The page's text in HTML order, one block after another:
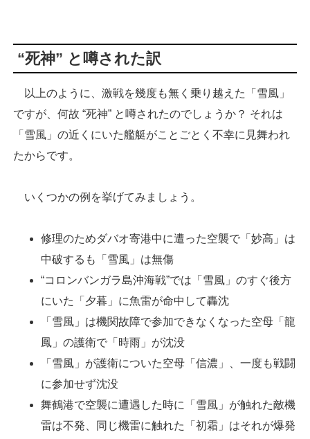
“死神” と噂された訳
以上のように、激戦を幾度も無く乗り越えた「雪風」
ですが、何故 “死神” と噂されたのでしょうか？ それは
「雪風」の近くにいた艦艇がことごとく不幸に見舞われ
たからです。
いくつかの例を挙げてみましょう。
修理のためダバオ寄港中に遭った空襲で「妙高」は
中破するも「雪風」は無傷
“コロンバンガラ島沖海戦”では「雪風」のすぐ後方
にいた「夕暮」に魚雷が命中して轟沈
「雪風」は機関故障で参加できなくなった空母「龍
鳳」の護衛で「時雨」が沈没
「雪風」が護衛についた空母「信濃」、一度も戦闘
に参加せず沈没
舞鶴港で空襲に遭遇した時に「雪風」が触れた敵機
雷は不発、同じ機雷に触れた「初霜」はそれが爆発